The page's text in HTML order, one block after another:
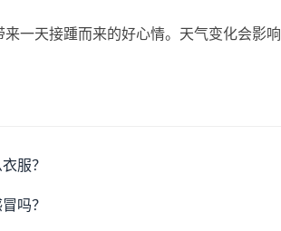
一天接踵而来的好心情。天气变化会影响
服？
吗？